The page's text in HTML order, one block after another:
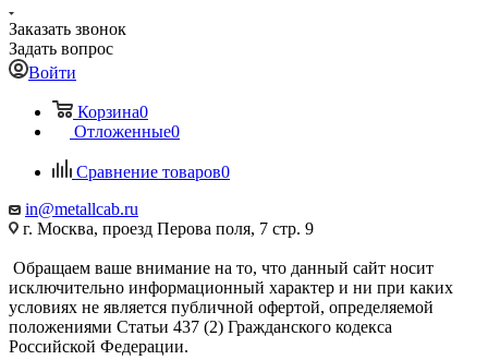
Заказать звонок
Задать вопрос
Войти
Корзина0
Отложенные0
Сравнение товаров0
in@metallcab.ru
г. Москва, проезд Перова поля, 7 стр. 9
Обращаем ваше внимание на то, что данный сайт носит
исключительно информационный характер и ни при каких
условиях не является публичной офертой, определяемой
положениями Статьи 437 (2) Гражданского кодекса
Российской Федерации.